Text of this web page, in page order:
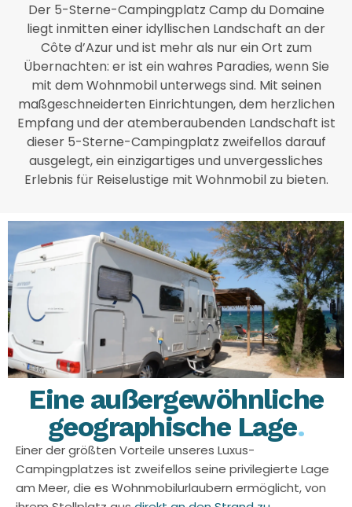
Der 5-Sterne-Campingplatz Camp du Domaine
liegt inmitten einer idyllischen Landschaft an der
Côte d’Azur und ist mehr als nur ein Ort zum
Übernachten: er ist ein wahres Paradies, wenn Sie
mit dem Wohnmobil unterwegs sind. Mit seinen
maßgeschneiderten Einrichtungen, dem herzlichen
Empfang und der atemberaubenden Landschaft ist
dieser 5-Sterne-Campingplatz zweifellos darauf
ausgelegt, ein einzigartiges und unvergessliches
Erlebnis für Reiselustige mit Wohnmobil zu bieten.
Eine außergewöhnliche
geographische Lage.
Einer der größten Vorteile unseres Luxus-
Campingplatzes ist zweifellos seine privilegierte Lage
am Meer, die es Wohnmobilurlaubern ermöglicht, von